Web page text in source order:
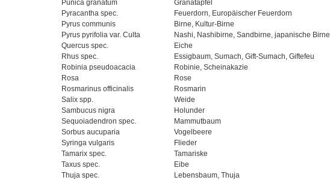
Punica granatum
Granatapfel
Pyracantha spec.
Feuerdorn, Europäischer Feuerdorn
Pyrus communis
Birne, Kultur-Birne
Pyrus pyrifolia var. Culta
Nashi, Nashibirne, Sandbirne, japanische Birne
Quercus spec.
Eiche
Rhus spec.
Essigbaum, Sumach, Gift-Sumach, Giftefeu
Robinia pseudoacacia
Robinie, Scheinakazie
Rosa
Rose
Rosmarinus officinalis
Rosmarin
Salix spp.
Weide
Sambucus nigra
Holunder
Sequoiadendron spec.
Mammutbaum
Sorbus aucuparia
Vogelbeere
Syringa vulgaris
Flieder
Tamarix spec.
Tamariske
Taxus spec.
Eibe
Thuja spec.
Lebensbaum, Thuja